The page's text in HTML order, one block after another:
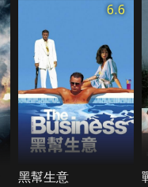
6.6
黑幫生意